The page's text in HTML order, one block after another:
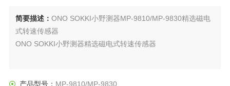
简要描述： ONO SOKKI小野测器MP-9810/MP-9830精选磁电
式转速传感器
ONO SOKKI小野测器精选磁电式转速传感器
产品型号： MP-9810/MP-9830